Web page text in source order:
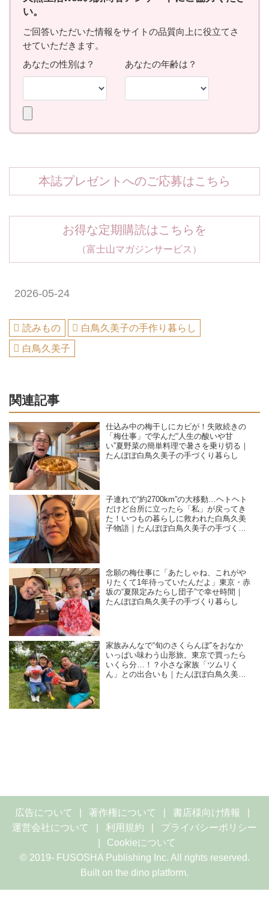
本誌プレゼントへのご応募はこちら
お得な定期購読はこちらを
（富士山マガジンサービス）
2026-05-24
読みもの
白鳥久美子の手作り暮らし
白鳥久美子
関連記事
仕込み中の梅干しにカビが！失敗続きの
「梅仕事」で学んだ“人生の酸いや甘
い”夏野菜の簡単料理で暑さを乗り切る｜
たんぽぽ白鳥久美子の手づくり暮らし
子連れで“約2700km”の大移動…ヘトヘト
だけど台所に立ったら「私」が戻ってき
た！いつもの暮らしに救われた白鳥久美
子物語｜たんぽぽ白鳥久美子の手づくり
念願の梅仕事に「あたしゃね、これがや
りたくて1年待っていたんだよ」東京・赤
坂の“夏限定みたらし団子”で幸せ時間｜
たんぽぽ白鳥久美子の手づくり暮らし
家族みんなで“旬のさくらんぼ”をおなか
いっぱい味わう山形旅。東京で買ったら
いくら分…！？小さな家族「ツムリく
ん」との出合いも｜たんぽぽ白鳥久美子
広告について 著作権について
書店様向け情報
運営会社について
利用規約
プライバシーポリシー
Cookieについて
© 2019- FUSOSHA Publishing Inc. All rights reserved.
Built on the dino platform.